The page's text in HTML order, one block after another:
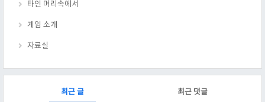
타인 머리속에서
게임 소개
자료실
최근 글 최근 댓글